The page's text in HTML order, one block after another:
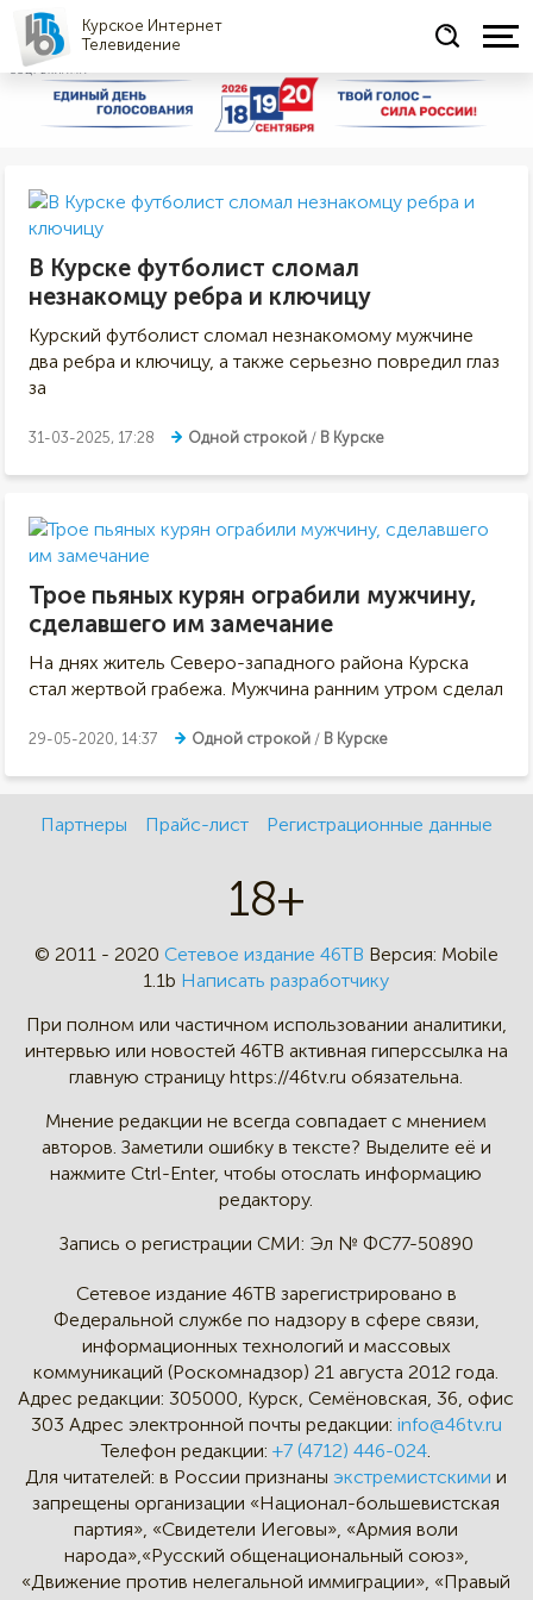
Курское Интернет
Телевидение
СОЦРЕКЛАМА
В Курске футболист сломал
незнакомцу ребра и ключицу
Курский футболист сломал незнакомому мужчине
два ребра и ключицу, а также серьезно повредил глаз
за
31-03-2025, 17:28 Одной строкой / В Курске
Трое пьяных курян ограбили мужчину,
сделавшего им замечание
На днях житель Северо-западного района Курска
стал жертвой грабежа. Мужчина ранним утром сделал
29-05-2020, 14:37 Одной строкой / В Курске
Партнеры Прайс-лист Регистрационные данные
18+
© 2011 - 2020 Сетевое издание 46ТВ Версия: Mobile
1.1b Написать разработчику
При полном или частичном использовании аналитики,
интервью или новостей 46TB активная гиперссылка на
главную страницу https://46tv.ru обязательна.
Мнение редакции не всегда совпадает с мнением
авторов. Заметили ошибку в тексте? Выделите её и
нажмите Ctrl-Enter, чтобы отослать информацию
редактору.
Запись о регистрации СМИ: Эл № ФС77-50890
Сетевое издание 46ТВ зарегистрировано в
Федеральной службе по надзору в сфере связи,
информационных технологий и массовых
коммуникаций (Роскомнадзор) 21 августа 2012 года.
Адрес редакции: 305000, Курск, Семёновская, 36, офис
303 Адрес электронной почты редакции: info@46tv.ru
Телефон редакции: +7 (4712) 446-024
Для читателей: в России признаныэкстремистскими и
запрещены организации «Национал-большевистская
партия», «Свидетели Иеговы», «Армия воли
народа»,«Русский общенациональный союз»,
«Движение против нелегальной иммиграции», «Правый